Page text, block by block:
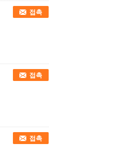
접촉
접촉
접촉